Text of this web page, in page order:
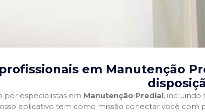
em Manutenção
por especialistas em Manutenção Predial, incluindo
aplicativo tem como missão conectar você